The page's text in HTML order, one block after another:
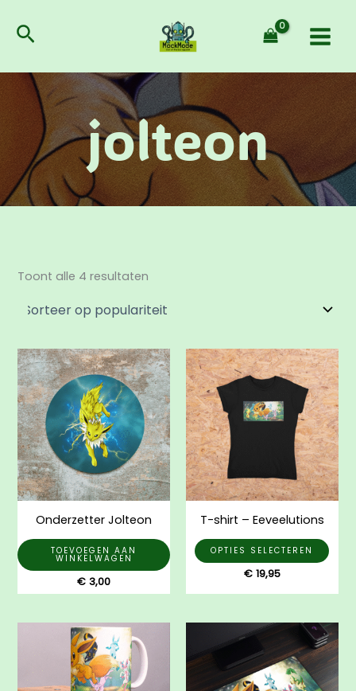
naarZoeken
jolteon
Toont alle 4 resultaten
populariteit
Onderzetter Jolteon
TOEVOEGEN AAN
WINKELWAGEN
€ 3,00
T-shirt – Eeveelutions
OPTIES SELECTEREN
Dit
Deze
kan
op
€19,95